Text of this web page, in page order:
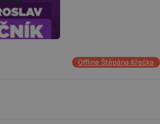
Offline Štěpána Křečka